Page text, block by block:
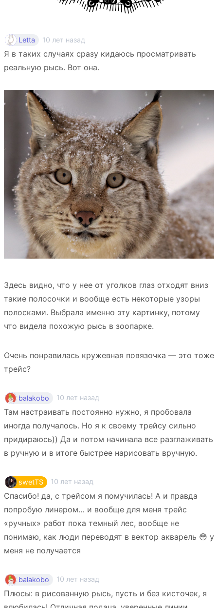
Letta 10 лет назад
Я в таких случаях сразу кидаюсь просматривать
реальную рысь. Вот она.
Здесь видно, что у нее от уголков глаз отходят вниз
такие полосочки и вообще есть некоторые узоры
полосками. Выбрала именно эту картинку, потому
что видела похожую рысь в зоопарке.
Очень понравилась кружевная повязочка — это тоже
трейс?
balakobo 10 лет назад
Там настраивать постоянно нужно, я пробовала
иногда получалось. Но я к своему трейсу сильно
придираюсь)) Да и потом начинала все разглаживать
в ручную и в итоге быстрее нарисовать вручную.
swetTS 10 лет назад
Спасибо! да, с трейсом я помучилась! А и правда
попробую линером… и вообще для меня трейс
«ручных» работ пока темный лес, вообще не
понимаю, как люди переводят в вектор акварель 😳 у
меня не получается
balakobo 10 лет назад
Плюсы: в рисованную рысь, пусть и без кисточек, я